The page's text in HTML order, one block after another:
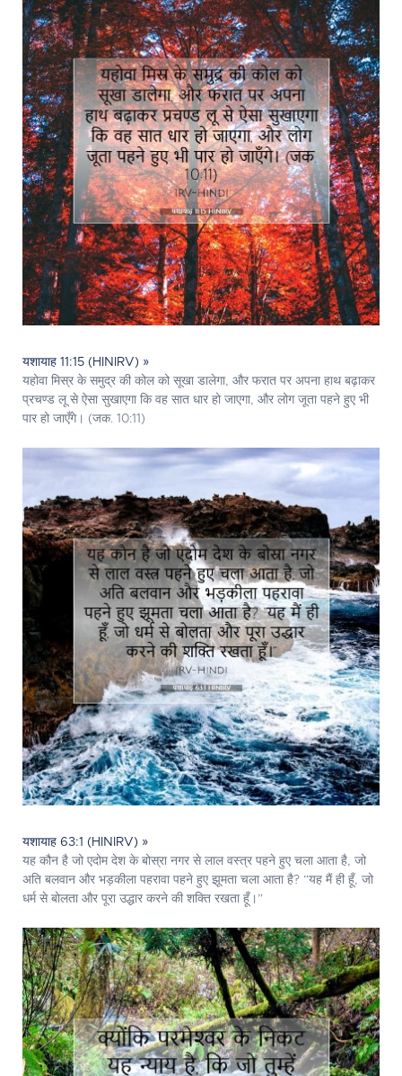
यशायाह 11:15 (HINIRV) »
यहोवा मिस्र के समुद्र की कोल को सूखा डालेगा, और फरात पर अपना हाथ बढ़ाकर
प्रचण्ड लू से ऐसा सुखाएगा कि वह सात धार हो जाएगा, और लोग जूता पहने हुए भी
पार हो जाएँगे। (जक. 10:11)
यशायाह 63:1 (HINIRV) »
यह कौन है जो एदोम देश के बोस्रा नगर से लाल वस्त्र पहने हुए चला आता है, जो
अति बलवान और भड़कीला पहरावा पहने हुए झूमता चला आता है? “यह मैं ही हूँ, जो
धर्म से बोलता और पूरा उद्धार करने की शक्ति रखता हूँ।”